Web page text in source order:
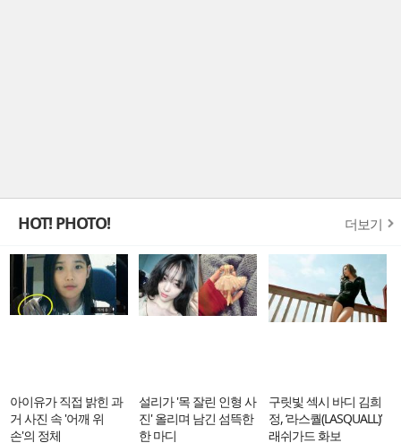
HOT! PHOTO! 더보기
아이유가 직접 밝힌 과
거 사진 속 '어깨 위
손'의 정체
설리가 '목 잘린 인형 사
진' 올리며 남긴 섬뜩한
한 마디
구릿빛 섹시 바디 김희
정, ‘라스퀄(LASQUALL)’
래쉬가드 화보